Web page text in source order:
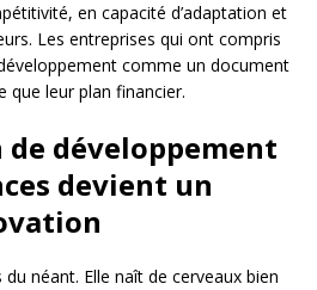
en capacité d’adaptation et
Les entreprises qui ont compris
comme un document
leur plan financier.
de développement
devient un
du néant. Elle naît de cerveaux bien